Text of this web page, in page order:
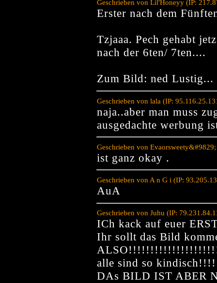
Geschrieben von Lil'Honeyy (IP:
Erster nach dem
Tzjaaa. Pech gehabt
nach der 6ten/ 7ten....
Zum Bild: ned Lustig...
Geschrieben von lala (IP:
naja..aber man muss
ausgedachte werbung
Geschrieben von
ist ganz okay .
Geschrieben von A n G i (IP:
AuA
Geschrieben von Juhu (IP:
ICh kack auf euer
Ihr sollt das Bild
alle sind so
DAs BILD IST ABER